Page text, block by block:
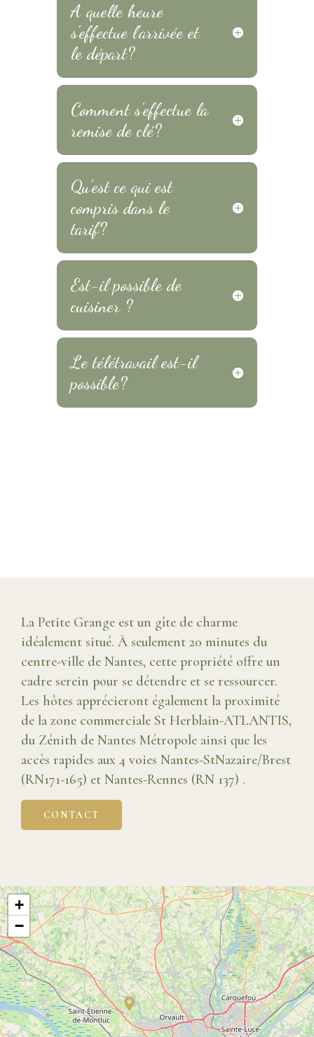
A quelle heure
s'effectue l'arrivée et
le départ?
Comment s'effectue la
remise de clé?
Qu'est ce qui est
compris dans le
tarif?
Est-il possible de
cuisiner ?
Le télétravail est-il
possible?
La Petite Grange est un gîte de charme
idéalement situé. À seulement 20 minutes du
centre-ville de Nantes, cette propriété offre un
cadre serein pour se détendre et se ressourcer.
Les hôtes apprécieront également la proximité
de la zone commerciale St Herblain-ATLANTIS,
du Zénith de Nantes Métropole ainsi que les
accès rapides aux 4 voies Nantes-StNazaire/Brest
(RN171-165) et Nantes-Rennes (RN 137) .
CONTACT
+
−